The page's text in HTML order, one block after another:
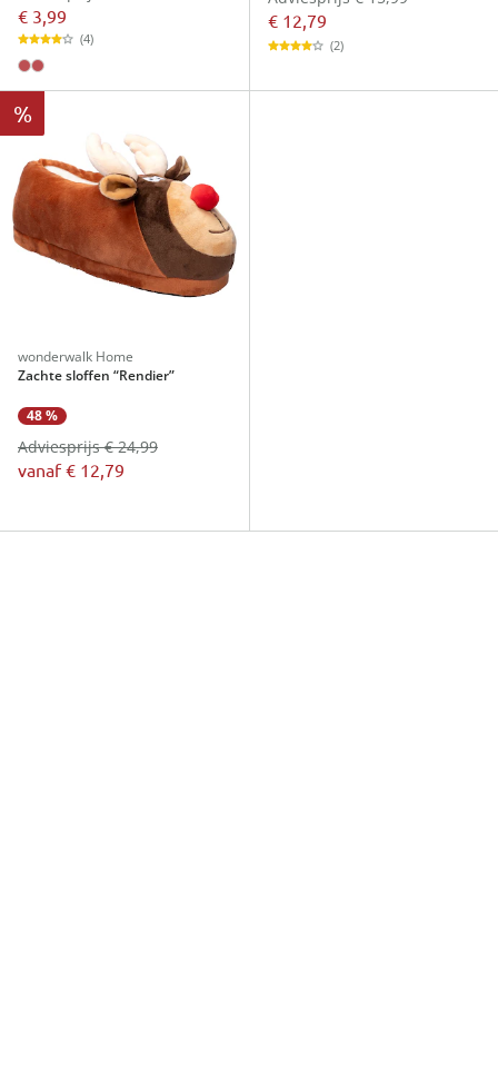
€ 3,99
(4)
€ 12,79
(2)
%
wonderwalk Home
Zachte sloffen “Rendier”
48 %
vanaf€ 12,79
Adviesprijs € 24,99